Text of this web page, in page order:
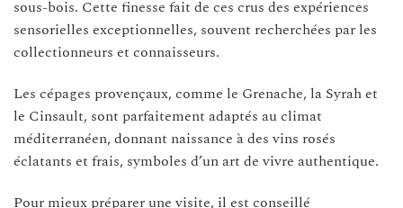
sous-bois. Cette finesse fait de ces crus des expériences
sensorielles exceptionnelles, souvent recherchées par les
collectionneurs et connaisseurs.
Les cépages provençaux, comme le Grenache, la Syrah et
le Cinsault, sont parfaitement adaptés au climat
méditerranéen, donnant naissance à des vins rosés
éclatants et frais, symboles d’un art de vivre authentique.
Pour mieux préparer une visite, il est conseillé